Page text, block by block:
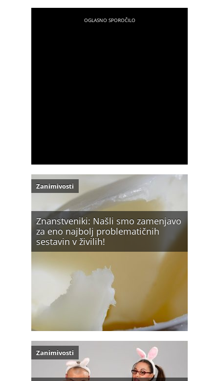
Znanstveniki: Našli smo zamenjavo
za eno najbolj problematičnih
sestavin v živilih!
Zanimivosti
Zanimivosti